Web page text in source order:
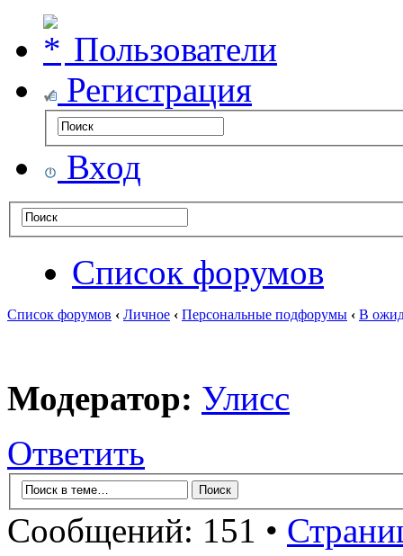
Пользователи
Регистрация
Вход
Список форумов
Список форумов ‹ Личное ‹ Персональные подфорумы ‹ В
Модератор: Улисс
Ответить
Сообщений: 151 •